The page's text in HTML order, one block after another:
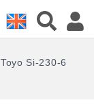
Si-230-6